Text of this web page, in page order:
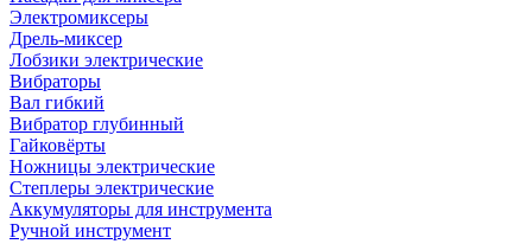
Электромиксеры
Дрель-миксер
Лобзики электрические
Вибраторы
Вал гибкий
Вибратор глубинный
Гайковёрты
Ножницы электрические
Степлеры электрические
Аккумуляторы для инструмента
Ручной инструмент